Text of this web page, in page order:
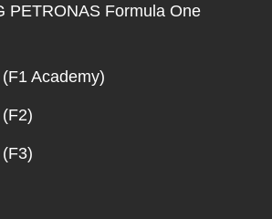
PETRONAS Formula One
Academy)